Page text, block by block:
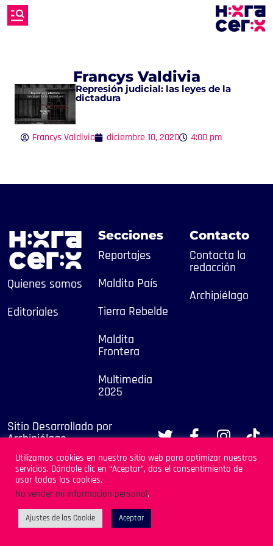
Francys Valdivia
Represión judicial: las leyes de la
dictadura
Francys Valdivia diciembre 10, 2020 4:00 pm
Quienes somos
Editoriales
Secciones
Reportajes
Maldito País
Tierra Rebelde
Maldita
Frontera
Multimedia
2025
Contacto
Contacta la
redacción
Archipiélago
Sitio Desarrollado por
Archipiélago
Utilizamos cookies en nuestro sitio web para optimizar nuestros
servicios. Dándole clic en “Aceptar”, das el consentimiento de
usar todas las cookies.
No vender mi información personal.
Ajustes de las Cookie Aceptar